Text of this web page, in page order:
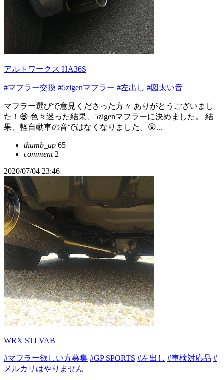
アルトワークス HA36S
#マフラー交換 #5zigenマフラー #左出し #図太い音
マフラー選びで意見くださった方々 ありがとうございまし
た！😄 色々迷った結果、5zigenマフラーに決めました。 結
果、軽自動車の音ではなくなりました。😲...
thumb_up 65
comment2
2020/07/04 23:46
WRX STI VAB
#マフラー欲しい方募集 #GP SPORTS #左出し #車検対応品 #
メルカリはやりません